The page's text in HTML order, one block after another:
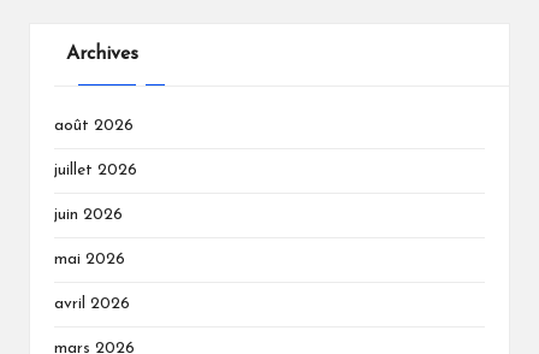
Archives
août 2026
juillet 2026
juin 2026
mai 2026
avril 2026
mars 2026